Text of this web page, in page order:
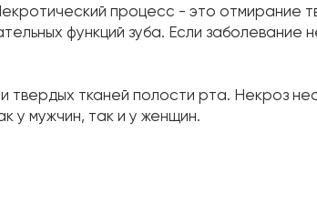
процесс - это отмирание
функций зуба. Если заболевание
твердых тканей полости рта. Некроз
у мужчин, так и у женщин.